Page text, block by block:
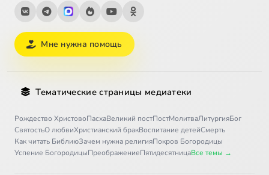
Мне нужна помощь
Тематические страницы медиатеки
Рождество ХристовоПасхаВеликий постПостМолитваЛитургияБог
СвятостьО любвиХристианский бракВоспитание детейСмерть
Как читать БиблиюЗачем нужна религияПокров Богородицы
Успение БогородицыПреображениеПятидесятницаВсе темы →